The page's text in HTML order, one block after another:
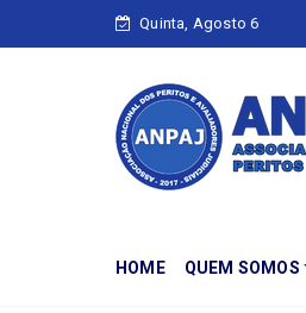
Quinta, Agosto 6
HOME QUEM SOMOS